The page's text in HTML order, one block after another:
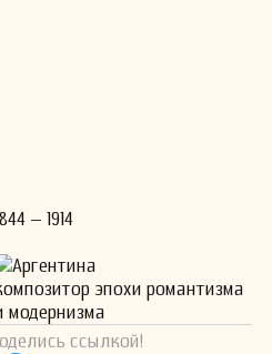
– 1914
Аргентина
эпохи романтизма
модернизма
ссылкой!